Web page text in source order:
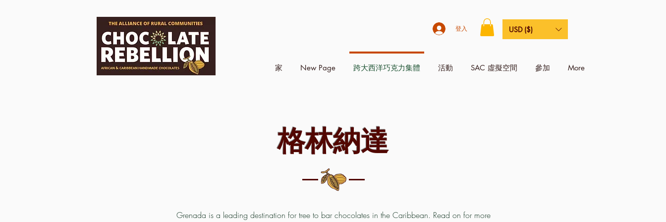
家 New Page 跨大西洋巧克力集體 活動 SAC 虛擬空間 參加 More
登入 USD ($)
格林納達
Grenada is a leading destination for tree to bar chocolates in the Caribbean. Read on for more